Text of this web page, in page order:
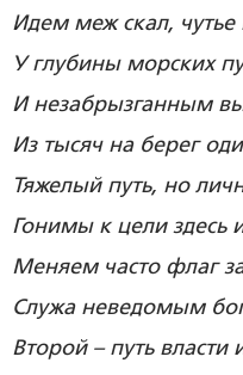
Идем меж скал, чутье
У глубины морских
И незабрызганным
Из тысяч на берег
Тяжелый путь, но
Гонимы к цели здесь
Меняем часто флаг
Служа неведомым
Второй – путь власти